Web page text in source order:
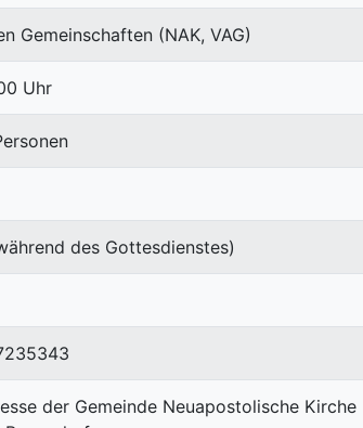
Gemeinschaften (NAK, VAG)
Uhr
des Gottesdienstes)